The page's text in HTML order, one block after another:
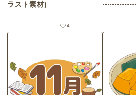
ラスト素材)
4